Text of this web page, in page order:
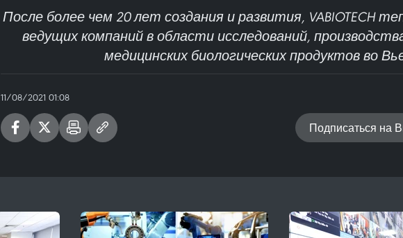
После более чем 20 лет создания и развития, VABIOTECH
ведущих компаний в области исследований,
медицинских биологических продуктов во
11/08/2021 01:08
Подписаться на